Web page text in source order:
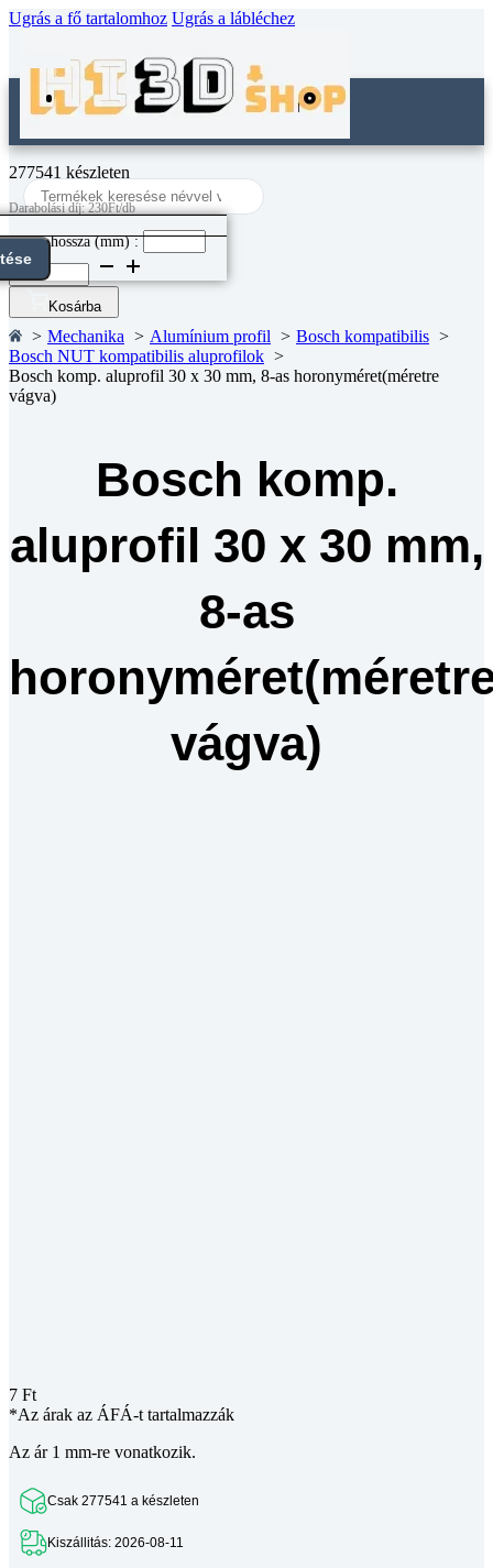
Ugrás a fő tartalomhoz Ugrás a lábléchez
Search
...
277541 készleten
Darabolási díj: 230Ft/db
Darab hossza (mm) :
Bosch
komp.
aluprofil
30
x
30
mm,
8-
Kosárba
Mechanika Alumínium profil
Bosch kompatibilis
Bosch NUT kompatibilis aluprofilok
Bosch komp. aluprofil 30 x 30 mm, 8-as horonyméret(méretre
vágva)
Bosch komp.
aluprofil 30 x 30 mm,
8-as
vágva)
7 Ft
*Az árak az ÁFÁ-t tartalmazzák
Az ár 1 mm-re vonatkozik.
Csak 277541 a készleten
Kiszállitás: 2026-08-11